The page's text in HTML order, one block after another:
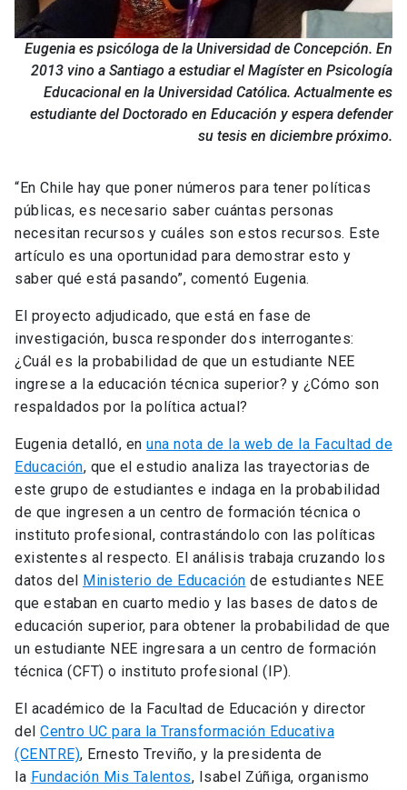
Eugenia es psicóloga de la Universidad de Concepción. En
2013 vino a Santiago a estudiar el Magíster en Psicología
Educacional en la Universidad Católica. Actualmente es
estudiante del Doctorado en Educación y espera defender
su tesis en diciembre próximo.
“En Chile hay que poner números para tener políticas
públicas, es necesario saber cuántas personas
necesitan recursos y cuáles son estos recursos. Este
artículo es una oportunidad para demostrar esto y
saber qué está pasando”, comentó Eugenia.
El proyecto adjudicado, que está en fase de
investigación, busca responder dos interrogantes:
¿Cuál es la probabilidad de que un estudiante NEE
ingrese a la educación técnica superior? y ¿Cómo son
respaldados por la política actual?
Eugenia detalló, en una nota de la web de la Facultad de
Educación, que el estudio analiza las trayectorias de
este grupo de estudiantes e indaga en la probabilidad
de que ingresen a un centro de formación técnica o
instituto profesional, contrastándolo con las políticas
existentes al respecto. El análisis trabaja cruzando los
datos del
Ministerio de Educación de estudiantes NEE
que estaban en cuarto medio y las bases de datos de
educación superior, para obtener la probabilidad de que
un estudiante NEE ingresara a un centro de formación
técnica (CFT) o instituto profesional (IP).
El académico de la Facultad de Educación y director
del Centro UC para la Transformación Educativa
(CENTRE), Ernesto Treviño, y la presidenta de
la Fundación Mis Talentos, Isabel Zúñiga, organismo